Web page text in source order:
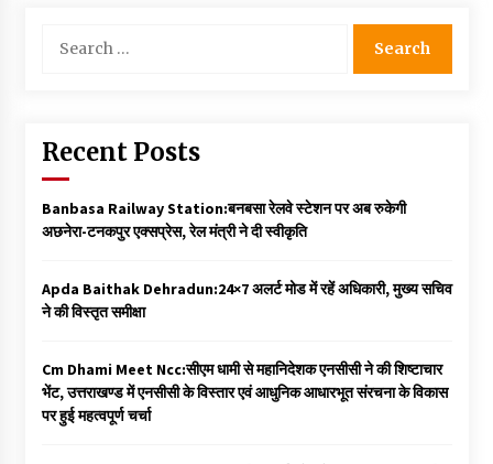
for:
Recent Posts
Banbasa Railway Station:बनबसा रेलवे स्टेशन पर अब रुकेगी
अछनेरा-टनकपुर एक्सप्रेस, रेल मंत्री ने दी स्वीकृति
Apda Baithak Dehradun:24×7 अलर्ट मोड में रहें अधिकारी, मुख्य सचिव
ने की विस्तृत समीक्षा
Cm Dhami Meet Ncc:सीएम धामी से महानिदेशक एनसीसी ने की शिष्टाचार
भेंट, उत्तराखण्ड में एनसीसी के विस्तार एवं आधुनिक आधारभूत संरचना के विकास
पर हुई महत्वपूर्ण चर्चा